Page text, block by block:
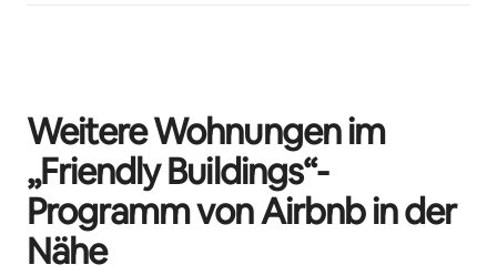
Weitere Wohnungen im
„Friendly Buildings“-
Programm von Airbnb in der
Nähe